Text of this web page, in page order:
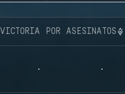
VICTORIA POR ASESINATOS